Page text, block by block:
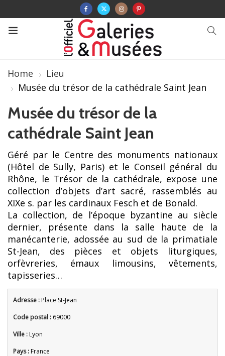
Home
Lieu
Musée du trésor de la cathédrale Saint Jean
Musée du trésor de la
cathédrale Saint Jean
Géré par le Centre des monuments nationaux
(Hôtel de Sully, Paris) et le Conseil général du
Rhône, le Trésor de la cathédrale, expose une
collection d’objets d’art sacré, rassemblés au
XIXe s. par les cardinaux Fesch et de Bonald.
La collection, de l’époque byzantine au siècle
dernier, présente dans la salle haute de la
manécanterie, adossée au sud de la primatiale
St-Jean, des pièces et objets liturgiques,
orfèvreries, émaux limousins, vêtements,
tapisseries…
Adresse :Place St-Jean
Code postal : 69000
Ville :Lyon
Pays :France